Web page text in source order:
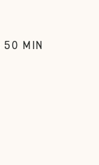
50 MIN